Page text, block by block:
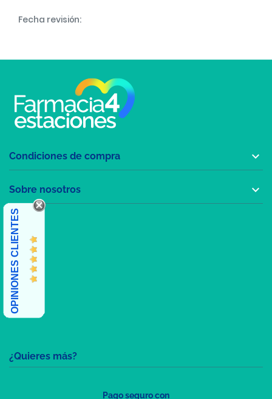
Fecha revisión:
¿Quieres más?
Condiciones de compra 
Sobre nosotros 
OPINIONES CLIENTES
Pago seguro con